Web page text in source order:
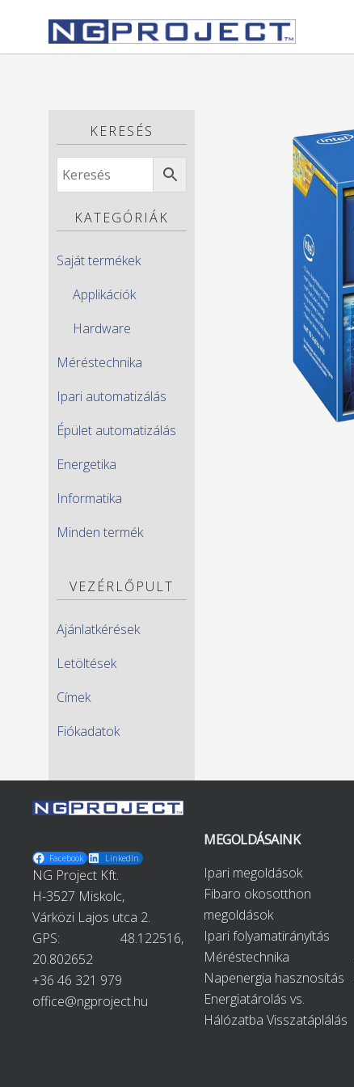
KERESÉS
KATEGÓRIÁK
Saját termékek
Applikációk
Hardware
Méréstechnika
Ipari automatizálás
Épület automatizálás
Energetika
Informatika
Minden termék
VEZÉRLŐPULT
Ajánlatkérések
Letöltések
Címek
Fiókadatok
Facebook LinkedIn
NG Project Kft.
H-3527 Miskolc,
Várközi Lajos utca 2.
GPS:48.122516,
20.802652
+36 46 321 979
office@ngproject.hu
MEGOLDÁSAINK
Ipari megoldások
Fibaro okosotthon
megoldások
Ipari folyamatirányítás
Méréstechnika
Napenergia hasznosítás
Energiatárolás vs.
Hálózatba Visszatáplálás